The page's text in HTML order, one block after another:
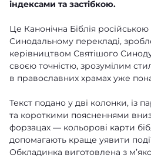
індексами та застібкою.
Це Канонічна Біблія
Синодальному перекладі,
керівництвом Святішого
своєю точністю, зрозумілим
в православних храмах уже
Текст подано у дві колонки, із
та короткими поясненнями
форзацах — кольорові карти
допомагають краще уявити
Обкладинка виготовлена з